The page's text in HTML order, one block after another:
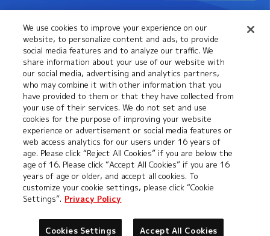
お問い合わせ
©本郷あきよし・フジテレビ・東映アニメーション
We use cookies to improve your experience on our
website, to personalize content and ads, to provide
social media features and to analyze our traffic. We
share information about your use of our website with
our social media, advertising and analytics partners,
who may combine it with other information that you
have provided to them or that they have collected from
your use of their services. We do not set and use
cookies for the purpose of improving your website
experience or advertisement or social media features or
web access analytics for our users under 16 years of
age. Please click “Reject All Cookies” if you are below the
age of 16. Please click “Accept All Cookies” if you are 16
years of age or older, and accept all cookies. To
customize your cookie settings, please click “Cookie
Settings”. Privacy Policy
Cookies Settings Accept All Cookies